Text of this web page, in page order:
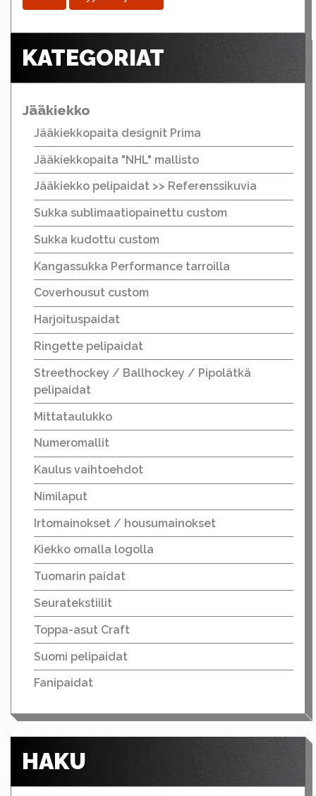
KATEGORIAT
Jääkiekko
Jääkiekkopaita designit Prima
Jääkiekkopaita "NHL" mallisto
Jääkiekko pelipaidat >> Referenssikuvia
Sukka sublimaatiopainettu custom
Sukka kudottu custom
Kangassukka Performance tarroilla
Coverhousut custom
Harjoituspaidat
Ringette pelipaidat
Streethockey / Ballhockey / Pipolätkä
pelipaidat
Mittataulukko
Numeromallit
Kaulus vaihtoehdot
Nimilaput
Irtomainokset / housumainokset
Kiekko omalla logolla
Tuomarin paidat
Seuratekstiilit
Toppa-asut Craft
Suomi pelipaidat
Fanipaidat
HAKU